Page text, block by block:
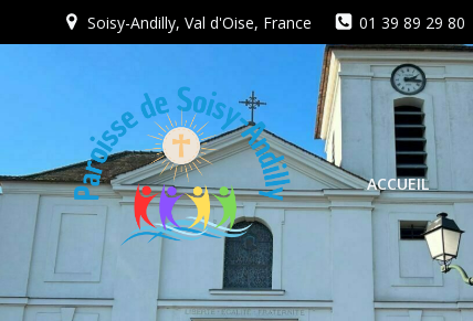
au
Soisy-Andilly, Val d'Oise, France 01 39 89 29 80
ACCUEIL